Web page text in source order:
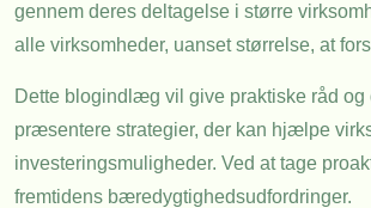
gennem deres deltagelse i større
alle virksomheder, uanset størrelse, at
Dette blogindlæg vil give praktiske råd
præsentere strategier, der kan hjælpe
investeringsmuligheder. Ved at tage
fremtidens bæredygtighedsudfordringer.